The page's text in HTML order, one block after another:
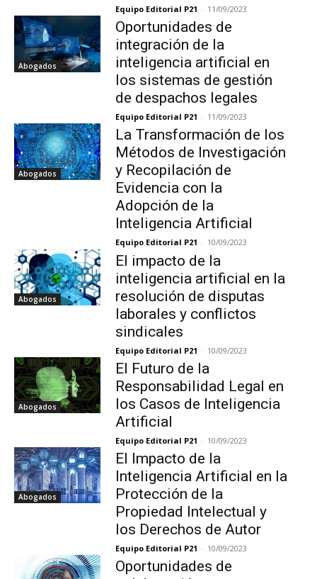
Equipo Editorial P21 - 11/09/2023
Abogados
Oportunidades de
integración de la
inteligencia artificial en
los sistemas de gestión
de despachos legales
Equipo Editorial P21 - 11/09/2023
Abogados
La Transformación de los
Métodos de Investigación
y Recopilación de
Evidencia con la
Adopción de la
Inteligencia Artificial
Equipo Editorial P21 - 10/09/2023
Abogados
El impacto de la
inteligencia artificial en la
resolución de disputas
laborales y conflictos
sindicales
Equipo Editorial P21 - 10/09/2023
Abogados
El Futuro de la
Responsabilidad Legal en
los Casos de Inteligencia
Artificial
Equipo Editorial P21 - 10/09/2023
Abogados
El Impacto de la
Inteligencia Artificial en la
Protección de la
Propiedad Intelectual y
los Derechos de Autor
Equipo Editorial P21 - 10/09/2023
Oportunidades de